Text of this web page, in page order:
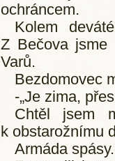
ochráncem.
Kolem
Z Bečova jsme
Varů.
Bezdomovec
-„Je zima,
Chtěl jsem
k obstarožnímu
Armáda